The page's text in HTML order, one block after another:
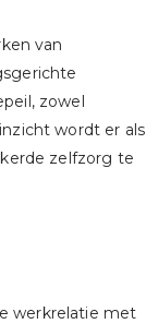
van
zowel
wordt er als
zelfzorg te
werkrelatie met